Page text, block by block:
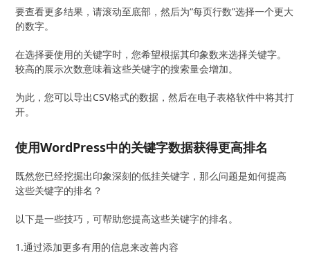
要查看更多结果，请滚动至底部，然后为“每页行数”选择一个更大
的数字。
在选择要使用的关键字时，您希望根据其印象数来选择关键字。
较高的展示次数意味着这些关键字的搜索量会增加。
为此，您可以导出CSV格式的数据，然后在电子表格软件中将其打
开。
使用WordPress中的关键字数据获得更高排名
既然您已经挖掘出印象深刻的低挂关键字，那么问题是如何提高
这些关键字的排名？
以下是一些技巧，可帮助您提高这些关键字的排名。
1.通过添加更多有用的信息来改善内容